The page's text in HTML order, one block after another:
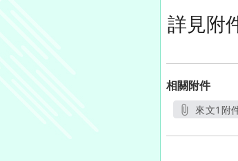
詳見附
相關附件
來文1附